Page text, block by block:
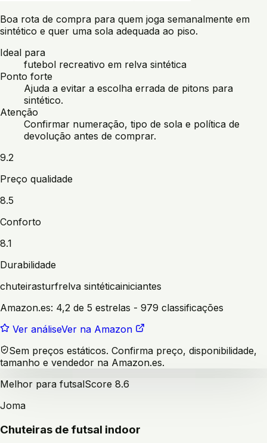
Boa rota de compra para quem joga semanalmente em
sintético e quer uma sola adequada ao piso.
Ideal para
futebol recreativo em relva sintética
Ponto forte
Ajuda a evitar a escolha errada de pitons para
sintético.
Atenção
Confirmar numeração, tipo de sola e política de
devolução antes de comprar.
9.2
Preço qualidade
8.5
Conforto
8.1
Durabilidade
chuteirasturfrelva sintéticainiciantes
Amazon.es: 4,2 de 5 estrelas - 979 classificações
Ver análiseVer na Amazon
Sem preços estáticos. Confirma preço, disponibilidade,
tamanho e vendedor na Amazon.es.
Melhor para futsalScore 8.6
Joma
Chuteiras de futsal indoor